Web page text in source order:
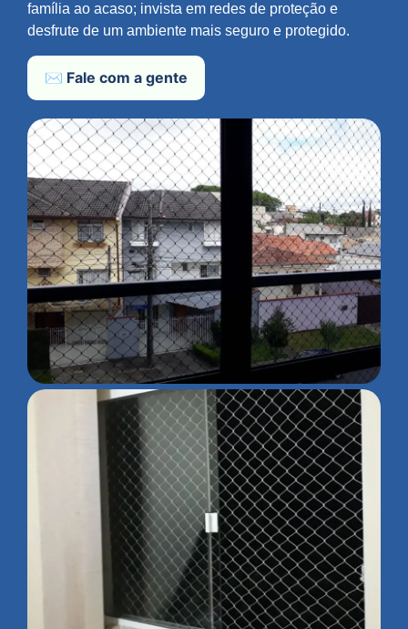
família ao acaso; invista em redes de proteção e
desfrute de um ambiente mais seguro e protegido.
✉️ Fale com a gente